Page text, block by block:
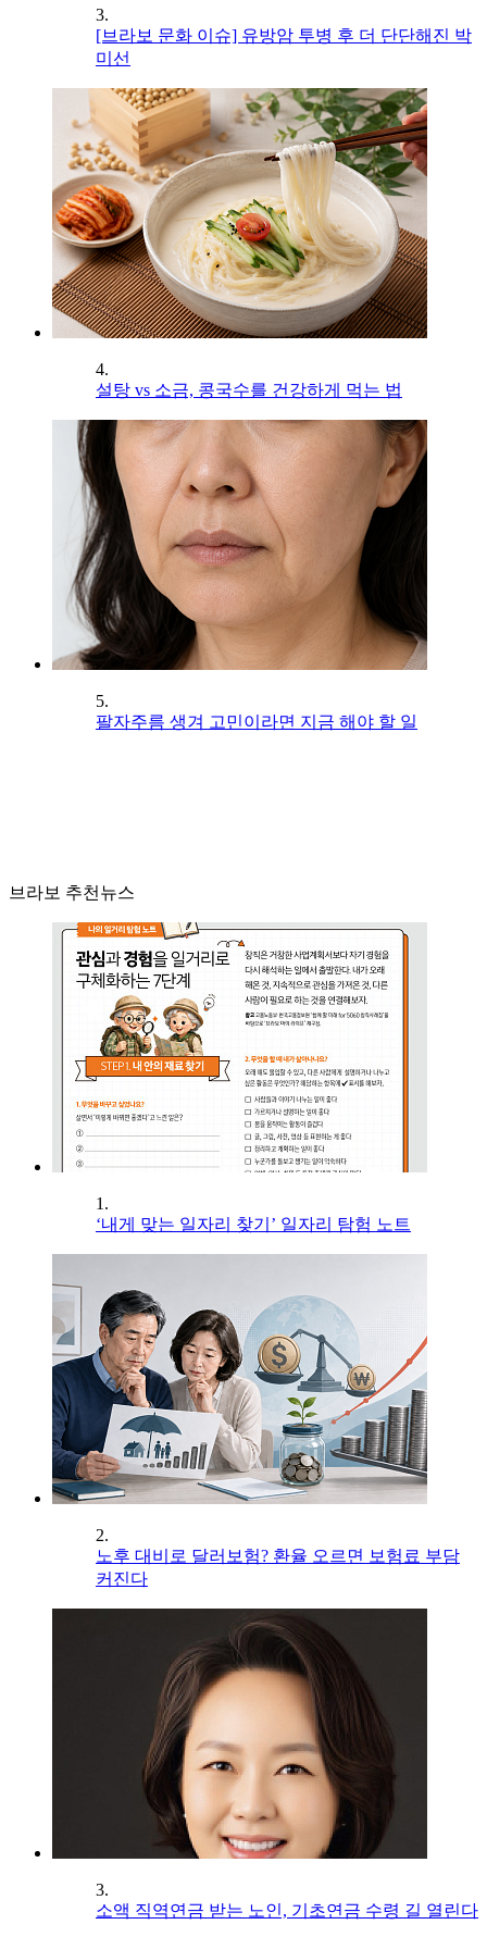
3.
[브라보 문화 이슈] 유방암 투병 후 더 단단해진 박
미선
4.
설탕 vs 소금, 콩국수를 건강하게 먹는 법
5.
팔자주름 생겨 고민이라면 지금 해야 할 일
브라보 추천뉴스
1.
‘내게 맞는 일자리 찾기’ 일자리 탐험 노트
2.
노후 대비로 달러보험? 환율 오르면 보험료 부담
커진다
3.
소액 직역연금 받는 노인, 기초연금 수령 길 열린다